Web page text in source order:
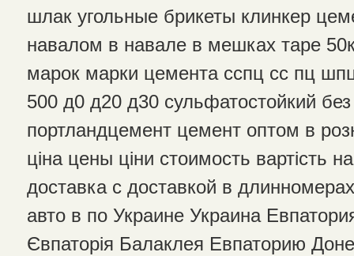
шлак угольные брикеты клинкер
навалом в навале в мешках таре
марок марки цемента сспц сс пц
500 д0 д20 д30 сульфатостойкий
портландцемент цемент оптом в
ціна цены ціни стоимость вартість
доставка с доставкой в
авто в по Украине Украина
Євпаторія Балаклея Евпаторию